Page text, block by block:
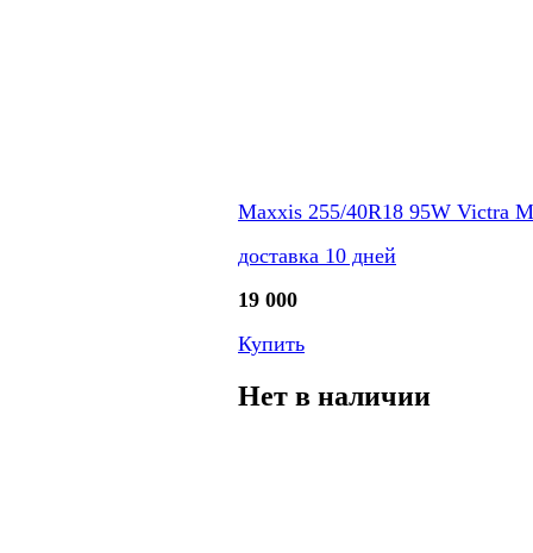
Maxxis 255/40R18 95W Victra
доставка 10 дней
19 000
Купить
Нет в наличии